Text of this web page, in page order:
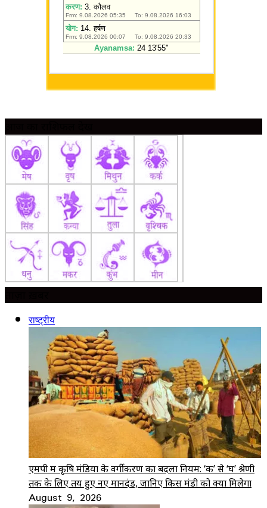
राष्ट्रीय
एमपी में कृषि मंडियों के वर्गीकरण का बदला नियम: ‘क’ से ‘घ’ श्रेणी
तक के लिए तय हुए नए मानदंड, जानिए किस मंडी को क्या मिलेगा
August 9, 2026